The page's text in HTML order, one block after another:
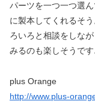
パーツを一つ一つ選
に製本してくれるそ
ろいろと相談をしな
みるのも楽しそうです
plus Orange
http://www.plus-